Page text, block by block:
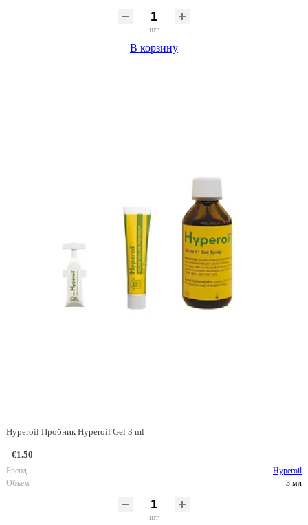
шт
В корзину
Hyperoil Пробник Hyperoil Gel 3 ml
€1.50
Бренд
Hyperoil
Объем
3 мл
шт